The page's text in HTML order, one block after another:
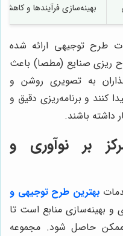
بهینه‌سازی فرآیندها و
طرح توجیهی ارائه شده
ریزی صنایع (مطصا) باعث
به تصویری روشن و
کنند و برنامه‌ریزی دقیق و
داشته باشند.
بر نوآوری و
بهترین طرح توجیهی و
و بهینه‌سازی منابع است تا
ممکن حاصل شود. مجموعه